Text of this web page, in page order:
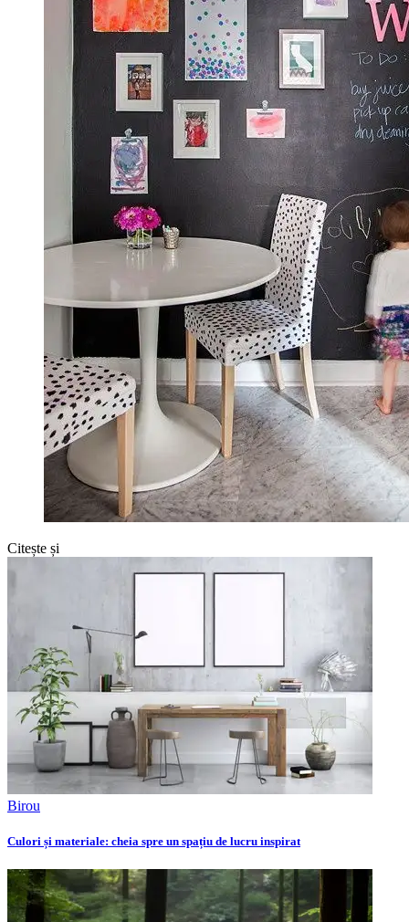
Citește și
Birou
Culori și materiale: cheia spre un spațiu de lucru inspirat